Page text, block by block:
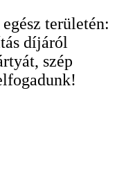
területén:
díjáról
szép